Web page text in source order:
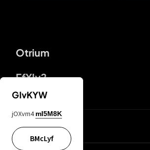
Otrium
FfYIy2
KIjvtr
GIvKYW
jOXvm4 mI5M8K
BMcLyf